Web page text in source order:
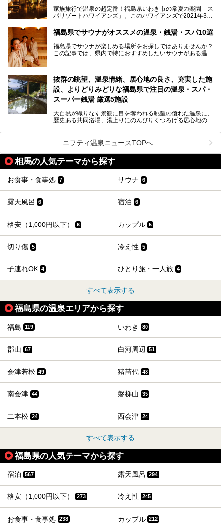
も良好で、首都圏からの週末旅行先としても人気の福島県。
そんな福島県でチェックしておきたい、評判のスーパー銭湯
家族旅行で温泉の超定番！福島県いわき市の常夏の楽園「ス
パリゾートハワイアンズ」。このハワイアンズで2021年3月
く温泉編」をスタートしました。
子供と一緒に安心して温泉に行きたい、そんな方にお役立ち
のこのプランをはじめとして、ハワイアンズの「ひとりじめ
リゾートプラン」の魅力をご紹介します。
福島県でサウナがオススメの温泉・銭湯・スパ10選
福島県でサウナが楽しめる場所をお探しではありませんか？
この記事では、県内で特におすすめしたいサウナがある温泉
「最近疲れが溜まってる。リフレッシュできる場所ないか
な？」
そんな方は、ぜひサウナに足を運んでみてくださいね。
抜群の眺望、温泉情緒、居心地の良さ、充実した施
設、よりどりみどりな福島県で注目の温泉・スパ・
スーパー銭湯 厳選5施設
大自然が織りなす景観に目を奪われる眺望の優れた温泉に、
歴史ある共同浴場、湯上りにのんびりくつろげる居心地のい
スーパー銭湯など、多種多様な温浴施設が割拠する福島県。
今回は、そんな福島県にある温浴施設のなかから、筆者が
「一度訪ねてみたい」と気になっている魅力的な施設を5件
ピックアップして紹介します。
※2021/07/21時点の情報です。
ニフティ温泉ニュースTOPへ
相馬の人気テーマから探す
お食事・食事処 7 サウナ 6
露天風呂 6 宿泊 6
格安（1,000円以下） 6 カップル 5
切り傷 5 冷え性 5
子連れOK 4 ひとり旅・一人旅 4
すべて表示する
福島県の温泉エリアから探す
福島 119 いわき 80
郡山 67 白河周辺 51
会津若松 49 猪苗代 48
南会津 44 磐梯山 35
二本松 24 西会津 24
すべて表示する
福島県の人気テーマから探す
宿泊 567 露天風呂 294
格安（1,000円以下） 273 冷え性 245
お食事・食事処 238 カップル 212